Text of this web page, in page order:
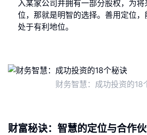
入某家公司并拥有一部分股权，为
位，那就是明智的选择。善用定位
处于有利地位。
财务智慧：成功投资的18
财富秘诀：智慧的定位与合作